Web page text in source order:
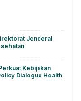
Jenderal
Kebijakan
Dialogue Health